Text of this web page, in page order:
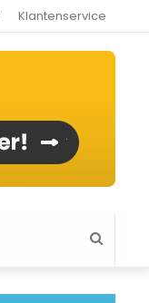
Klantenservice
naar..